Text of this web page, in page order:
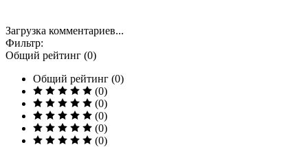
Загрузка комментариев...
Фильтр:
Общий рейтинг (0)
Общий рейтинг (0)
(0)
(0)
(0)
(0)
(0)